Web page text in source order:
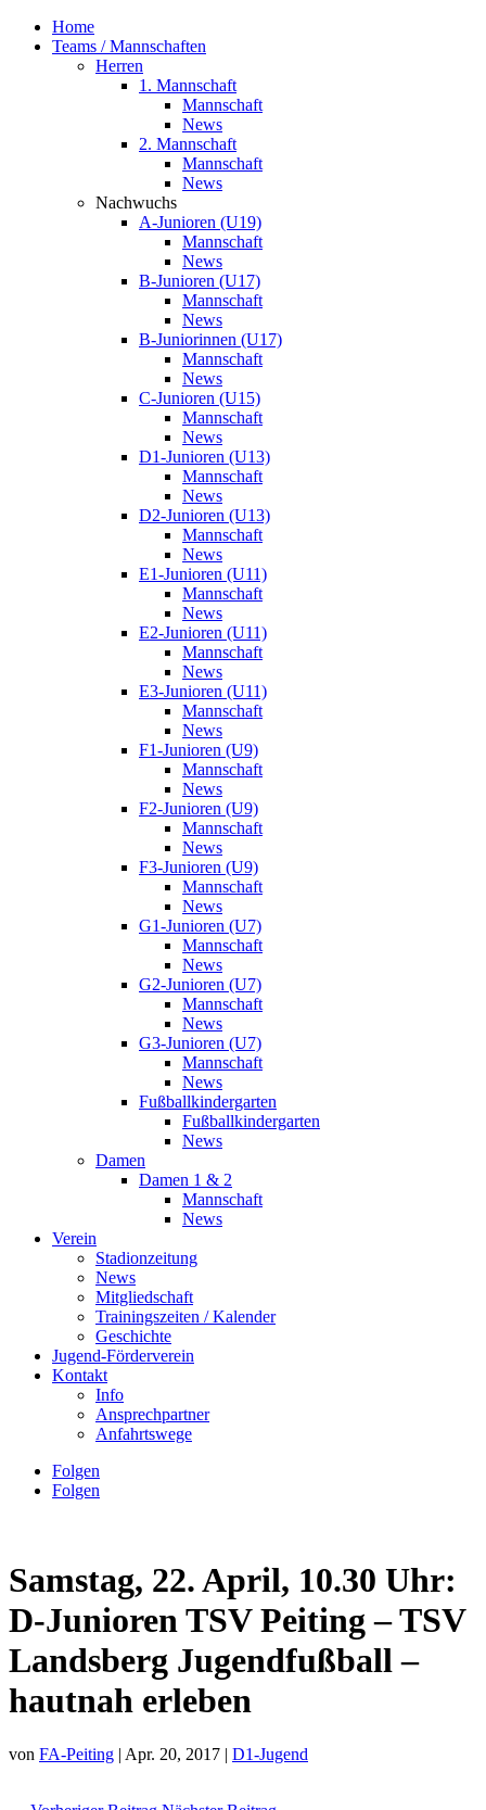
Home
Teams / Mannschaften
Herren
1. Mannschaft
Mannschaft
News
2. Mannschaft
Mannschaft
News
Nachwuchs
A-Junioren (U19)
Mannschaft
News
B-Junioren (U17)
Mannschaft
News
B-Juniorinnen (U17)
Mannschaft
News
C-Junioren (U15)
Mannschaft
News
D1-Junioren (U13)
Mannschaft
News
D2-Junioren (U13)
Mannschaft
News
E1-Junioren (U11)
Mannschaft
News
E2-Junioren (U11)
Mannschaft
News
E3-Junioren (U11)
Mannschaft
News
F1-Junioren (U9)
Mannschaft
News
F2-Junioren (U9)
Mannschaft
News
F3-Junioren (U9)
Mannschaft
News
G1-Junioren (U7)
Mannschaft
News
G2-Junioren (U7)
Mannschaft
News
G3-Junioren (U7)
Mannschaft
News
Fußballkindergarten
Fußballkindergarten
News
Damen
Damen 1 & 2
Mannschaft
News
Verein
Stadionzeitung
News
Mitgliedschaft
Trainingszeiten / Kalender
Geschichte
Jugend-Förderverein
Kontakt
Info
Ansprechpartner
Anfahrtswege
Folgen
Folgen
Samstag, 22. April, 10.30 Uhr:
D-Junioren TSV Peiting – TSV
Landsberg Jugendfußball –
hautnah erleben
von FA-Peiting | Apr. 20, 2017 | D1-Jugend